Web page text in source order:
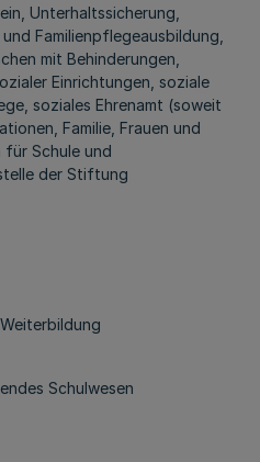
Unterhaltssicherung,
Familienpflegeausbildung,
mit Behinderungen,
Einrichtungen, soziale
soziales Ehrenamt (soweit
Familie, Frauen und
für Schule und
der Stiftung
Schulwesen